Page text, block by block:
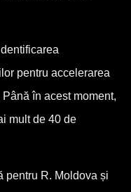
pentru accelerarea
în acest moment,
mult de 40 de
pentru R. Moldova și